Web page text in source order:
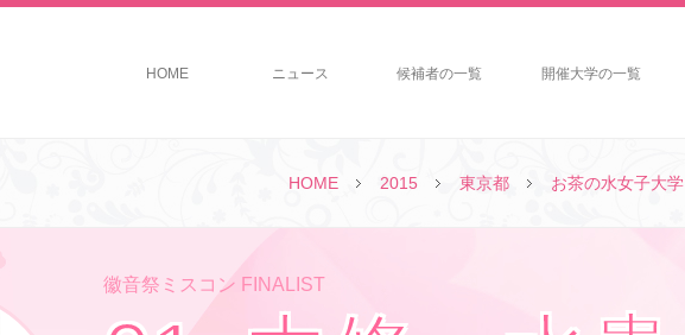
HOME ニュース 候補者の一覧 開催大学の一覧
HOME 2015 東京都 お茶の水女子大学
徽音祭ミスコン FINALIST